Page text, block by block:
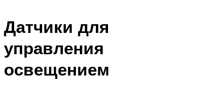
Датчики для
управления
освещением